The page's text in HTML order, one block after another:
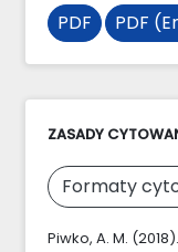
PDF PDF
ZASADY
Formaty
Piwko, A. M.